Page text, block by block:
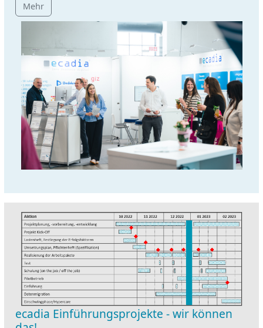
Mehr
ecadia Einführungsprojekte - wir können